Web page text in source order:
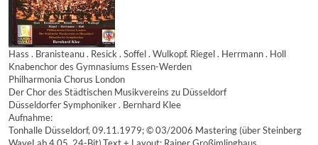
Hass . Branisteanu . Resick . Soffel . Wulkopf. Riegel . Herrmann . Holl
Knabenchor des Gymnasiums Essen-Werden
Philharmonia Chorus London
Der Chor des Städtischen Musikvereins zu Düsseldorf
Düsseldorfer Symphoniker . Bernhard Klee
Aufnahme:
Tonhalle Düsseldorf, 09.11.1979; © 03/2006 Mastering (über Steinberg